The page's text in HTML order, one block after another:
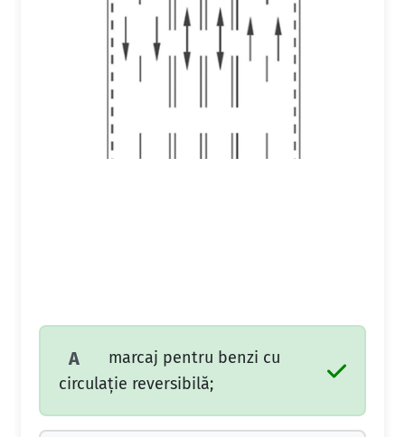
A
marcaj pentru benzi cu
circulaţie reversibilă;